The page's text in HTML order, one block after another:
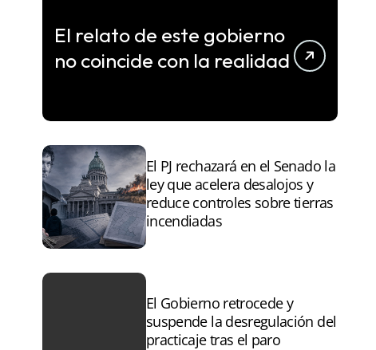
El relato de este gobierno
no coincide con la realidad
El PJ rechazará en el Senado la
ley que acelera desalojos y
reduce controles sobre tierras
incendiadas
El Gobierno retrocede y
suspende la desregulación del
practicaje tras el paro